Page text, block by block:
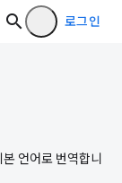
로그인
언어로 번역합니